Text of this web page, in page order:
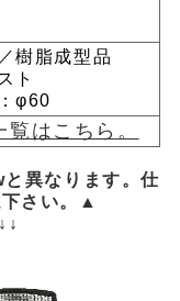
樹脂成型品
ト
φ60
はこちら。
異なります。仕
さい。▲